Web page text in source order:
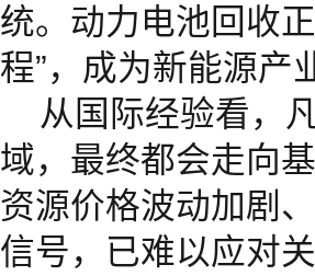
统。动力电池回收
程”，成为新能源产
从国际经验看，
域，最终都会走向
资源价格波动加剧
信号，已难以应对